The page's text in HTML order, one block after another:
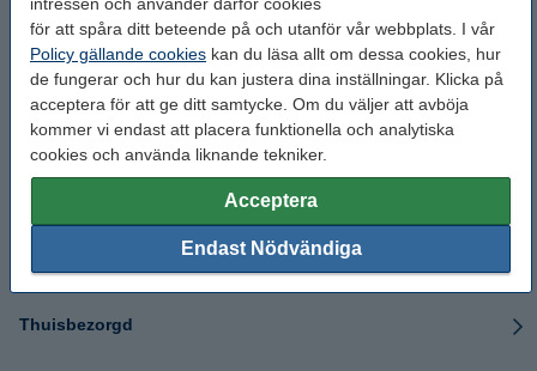
för att spåra ditt beteende på och utanför vår webbplats. I vår
Policy gällande cookies kan du läsa allt om dessa cookies, hur
de fungerar och hur du kan justera dina inställningar. Klicka på
acceptera för att ge ditt samtycke. Om du väljer att avböja
kommer vi endast att placera funktionella och analytiska
cookies och använda liknande tekniker.
Acceptera
Endast Nödvändiga
Sigma
SumUp
TEC
Thuisbezorgd